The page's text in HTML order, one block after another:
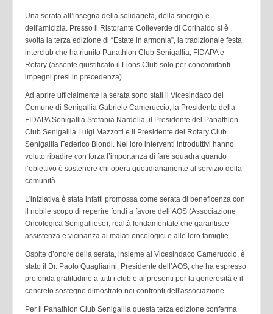
Una serata all’insegna della solidarietà, della sinergia e
dell'amicizia. Presso il Ristorante Colleverde di Corinaldo si è
svolta la terza edizione di “Estate in armonia”, la tradizionale festa
interclub che ha riunito Panathlon Club Senigallia, FIDAPA e
Rotary (assente giustificato il Lions Club solo per concomitanti
impegni presi in precedenza).
Ad aprire ufficialmente la serata sono stati il Vicesindaco del
Comune di Senigallia Gabriele Cameruccio, la Presidente della
FIDAPA Senigallia Stefania Nardella, il Presidente del Panathlon
Club Senigallia Luigi Mazzotti e il Presidente del Rotary Club
Senigallia Federico Biondi. Nei loro interventi introduttivi hanno
voluto ribadire con forza l’importanza di fare squadra quando
l’obiettivo è sostenere chi opera quotidianamente al servizio della
comunità.
L'iniziativa è stata infatti promossa come serata di beneficenza con
il nobile scopo di reperire fondi a favore dell’AOS (Associazione
Oncologica Senigalliese), realtà fondamentale che garantisce
assistenza e vicinanza ai malati oncologici e alle loro famiglie.
Ospite d’onore della serata, insieme al Vicesindaco Cameruccio, è
stato il Dr. Paolo Quagliarini, Presidente dell’AOS, che ha espresso
profonda gratitudine a tutti i club e ai presenti per la generosità e il
concreto sostegno dimostrato nei confronti dell'associazione.
Per il Panathlon Club Senigallia questa terza edizione conferma